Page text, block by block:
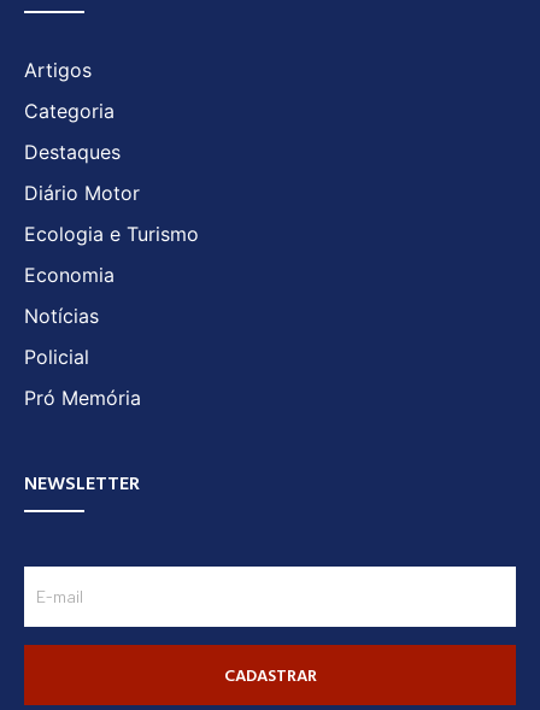
Artigos
Categoria
Destaques
Diário Motor
Ecologia e Turismo
Economia
Notícias
Policial
Pró Memória
NEWSLETTER
CADASTRAR